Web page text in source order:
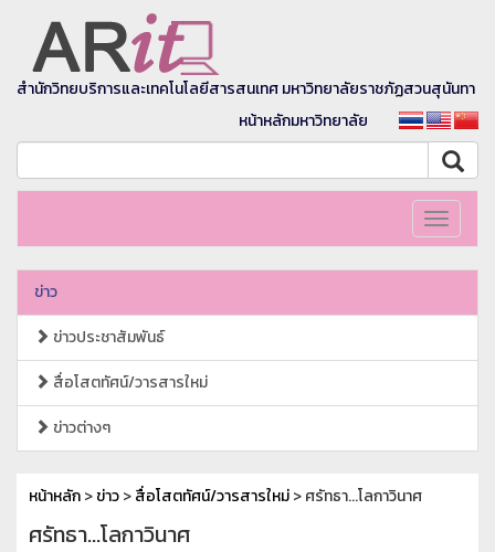
สำนักวิทยบริการและเทคโนโลยีสารสนเทศ มหาวิทยาลัยราชภัฏสวนสุนันทา
หน้าหลักมหาวิทยาลัย
Toggle
ข่าว
ข่าวประชาสัมพันธ์
สื่อโสตทัศน์/วารสารใหม่
ข่าวต่างๆ
หน้าหลัก>ข่าว>สื่อโสตทัศน์/วารสารใหม่> ศรัทธา...โลกาวินาศ
ศรัทธา...โลกาวินาศ